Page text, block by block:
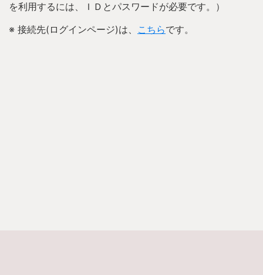
を利用するには、ＩＤとパスワードが必要です。）
※ 接続先(ログインページ)は、 こちらです。